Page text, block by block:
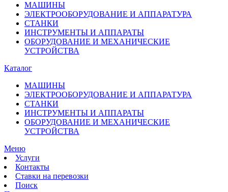
МАШИНЫ
ЭЛЕКТРООБОРУДОВАНИЕ И АППАРАТУРА
СТАНКИ
ИНСТРУМЕНТЫ И АППАРАТЫ
ОБОРУДОВАНИЕ И МЕХАНИЧЕСКИЕ
УСТРОЙСТВА
Каталог
МАШИНЫ
ЭЛЕКТРООБОРУДОВАНИЕ И АППАРАТУРА
СТАНКИ
ИНСТРУМЕНТЫ И АППАРАТЫ
ОБОРУДОВАНИЕ И МЕХАНИЧЕСКИЕ
УСТРОЙСТВА
Меню
Услуги
Контакты
Ставки на перевозки
Поиск